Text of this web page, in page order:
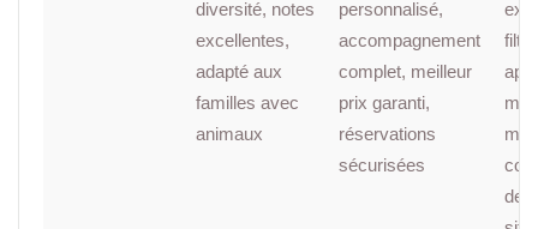
diversité, notes
excellentes,
adapté aux
familles avec
animaux
personnalisé,
accompagnement
complet, meilleur
prix garanti,
réservations
sécurisées
de